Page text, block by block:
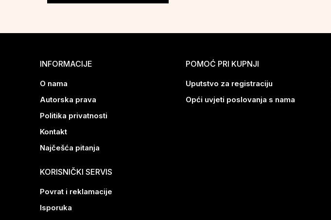
INFORMACIJE
O nama
Autorska prava
Politika privatnosti
Kontakt
Najčešća pitanja
POMOĆ PRI KUPNJI
Uputstvo za registraciju
Opći uvjeti poslovanja s nama
KORISNIČKI SERVIS
Povrat i reklamacije
Isporuka